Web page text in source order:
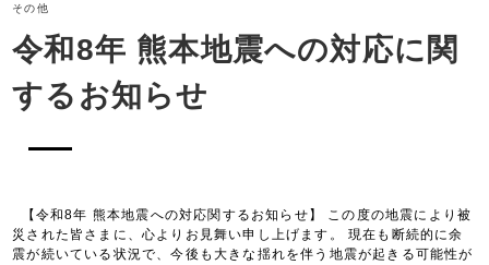
その他
令和8年 熊本地震への対応に関
するお知らせ
【令和8年 熊本地震への対応関するお知らせ】 この度の地震により被
災された皆さまに、心よりお見舞い申し上げます。 現在も断続的に余
震が続いている状況で、今後も大きな揺れを伴う地震が起きる可能性が